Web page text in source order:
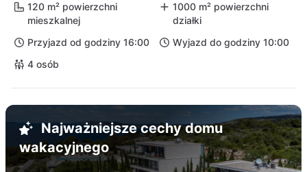
120 m² powierzchni
mieszkalnej
1000 m² powierzchni
działki
Przyjazd od godziny 16:00
Wyjazd do godziny 10:00
4 osób
Najważniejsze cechy domu
wakacyjnego